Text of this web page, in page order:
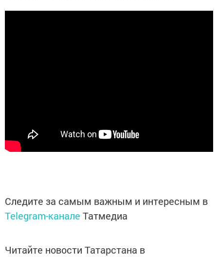
Следите за самым важным и интересным в
Telegram-канале Татмедиа
Читайте новости Татарстана в